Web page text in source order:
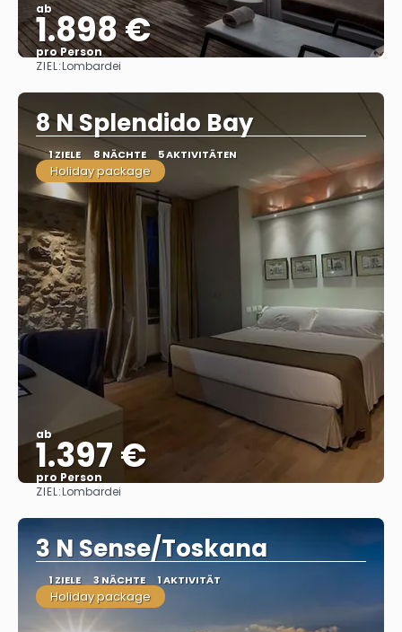
ab
1.898 €
pro Person
ZIEL:Lombardei
8 N Splendido Bay
1 ZIELE 8 NÄCHTE 5 AKTIVITÄTEN
Holiday package
ab
1.397 €
pro Person
ZIEL:Lombardei
3 N Sense/Toskana
1 ZIELE 3 NÄCHTE 1 AKTIVITÄT
Holiday package